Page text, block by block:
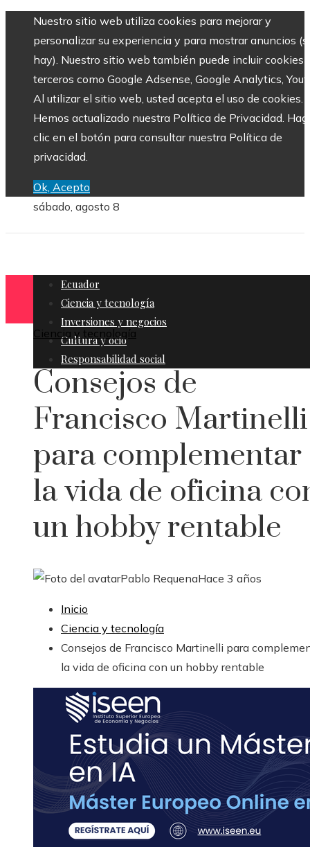
Nuestro sitio web utiliza cookies para mejorar y
personalizar su experiencia y para mostrar anuncios
hay). Nuestro sitio web también puede incluir cookies
terceros como Google Adsense, Google Analytics,
Al utilizar el sitio web, usted acepta el uso de cookies.
Hemos actualizado nuestra Política de Privacidad.
clic en el botón para consultar nuestra Política de
privacidad.
Ok, Acepto
sábado, agosto 8
Ecuador
Ciencia y tecnología
Inversiones y negocios
Cultura y ocio
Responsabilidad social
Ciencia y tecnología
Consejos de
Francisco Martinelli
para complementar
la vida de oficina
un hobby rentable
Pablo RequenaHace 3 años
Inicio
Ciencia y tecnología
Consejos de Francisco Martinelli para
la vida de oficina con un hobby rentable